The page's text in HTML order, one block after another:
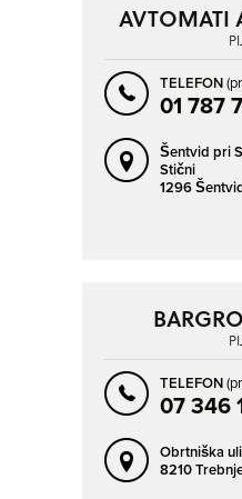
AVTOMATI
TELEFON
01 787
Šentvid pri
Stični
1296
TELEFON
07 346
Obrtniška
8210